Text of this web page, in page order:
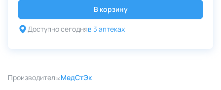
В корзину
Доступно сегодняв 3 аптеках
Производитель:МедСтЭк